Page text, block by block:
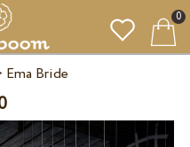
0
Ema Bride